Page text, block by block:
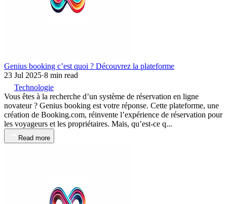
Genius booking c’est quoi ? Découvrez la plateforme
23 Jul 2025·8 min read
Technologie
Vous êtes à la recherche d’un système de réservation en ligne
novateur ? Genius booking est votre réponse. Cette plateforme, une
création de Booking.com, réinvente l’expérience de réservation pour
les voyageurs et les propriétaires. Mais, qu’est-ce q...
Read more